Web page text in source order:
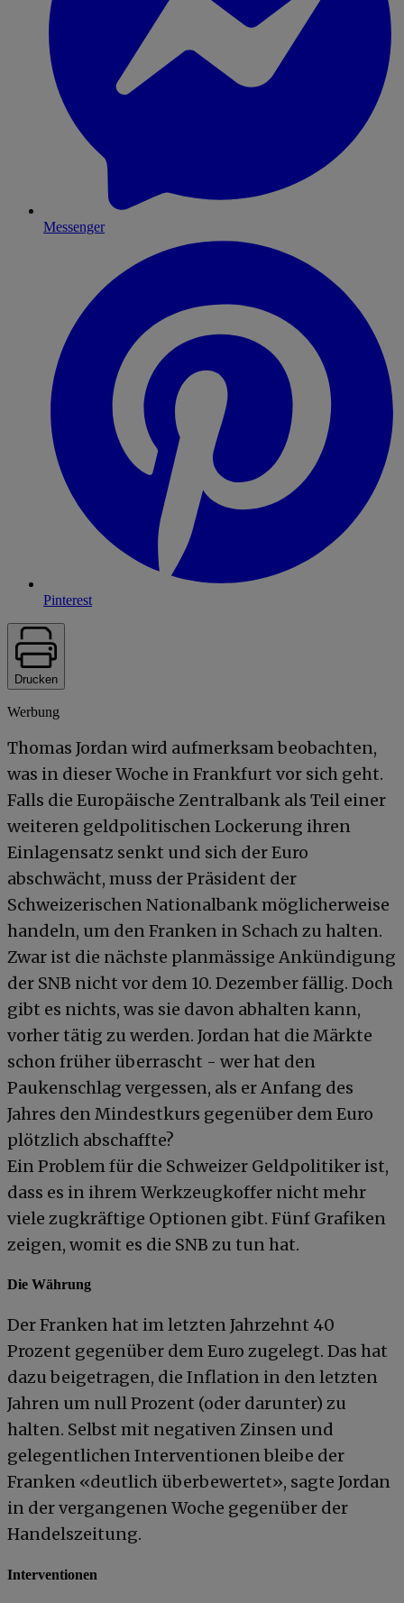
Messenger
Pinterest
Drucken
Werbung
Thomas Jordan wird aufmerksam beobachten,
was in dieser Woche in Frankfurt vor sich geht.
Falls die Europäische Zentralbank als Teil einer
weiteren geldpolitischen Lockerung ihren
Einlagensatz senkt und sich der Euro
abschwächt, muss der Präsident der
Schweizerischen Nationalbank möglicherweise
handeln, um den Franken in Schach zu halten.
Zwar ist die nächste planmässige Ankündigung
der SNB nicht vor dem 10. Dezember fällig. Doch
gibt es nichts, was sie davon abhalten kann,
vorher tätig zu werden. Jordan hat die Märkte
schon früher überrascht - wer hat den
Paukenschlag vergessen, als er Anfang des
Jahres den Mindestkurs gegenüber dem Euro
plötzlich abschaffte?
Ein Problem für die Schweizer Geldpolitiker ist,
dass es in ihrem Werkzeugkoffer nicht mehr
viele zugkräftige Optionen gibt. Fünf Grafiken
zeigen, womit es die SNB zu tun hat.
Die Währung
Der Franken hat im letzten Jahrzehnt 40
Prozent gegenüber dem Euro zugelegt. Das hat
dazu beigetragen, die Inflation in den letzten
Jahren um null Prozent (oder darunter) zu
halten. Selbst mit negativen Zinsen und
gelegentlichen Interventionen bleibe der
Franken «deutlich überbewertet», sagte Jordan
in der vergangenen Woche gegenüber der
Handelszeitung.
Interventionen